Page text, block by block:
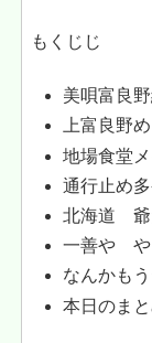
もくじじ
美唄富良
上富良野
地場食堂
通行止め
北海道 爺
一善や や
なんかも
本日のま